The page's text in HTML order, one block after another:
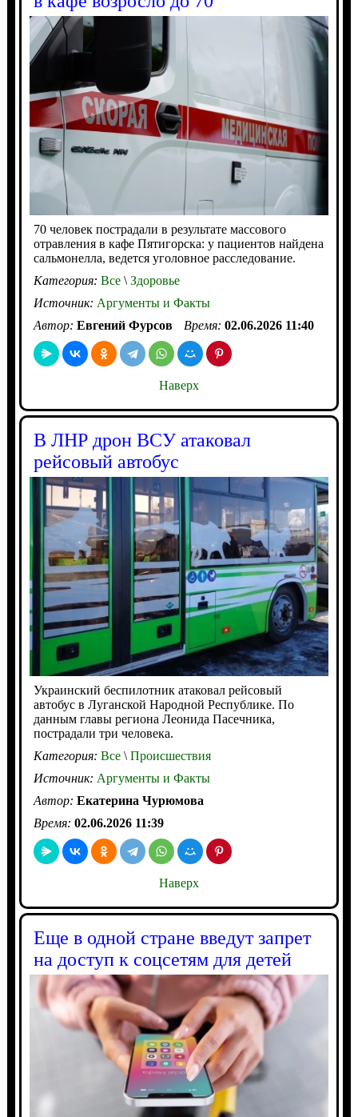
70 человек пострадали в результате массового
отравления в кафе Пятигорска: у пациентов найдена
сальмонелла, ведется уголовное расследование.
Категория: Все\Здоровье
Источник: Аргументы и Факты
Автор: Евгений Фурсов Время: 02.06.2026 11:40
Наверх
В ЛНР дрон ВСУ атаковал
рейсовый автобус
Украинский беспилотник атаковал рейсовый
автобус в Луганской Народной Республике. По
данным главы региона Леонида Пасечника,
пострадали три человека.
Категория: Все\Происшествия
Источник: Аргументы и Факты
Автор: Екатерина Чурюмова
Время: 02.06.2026 11:39
Наверх
Еще в одной стране введут запрет
на доступ к соцсетям для детей